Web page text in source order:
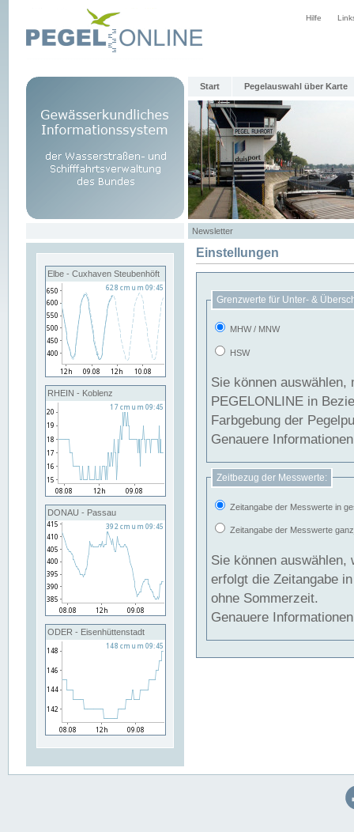
Hilfe
Start Pegelauswahl über Karte
Newsletter
Elbe - Cuxhaven Steubenhöft
RHEIN - Koblenz
DONAU - Passau
ODER - Eisenhüttenstadt
Einstellungen
Grenzwerte für Unter- &
MHW / MNW
HSW
Sie können
PEGELONLINE in Beziehung
Farbgebung der
Genauere
Zeitbezug der Messwerte:
Zeitangabe der Messwerte in
Zeitangabe der Messwerte
Sie können auswählen,
erfolgt die Zeitangabe
ohne Sommerzeit.
Genauere